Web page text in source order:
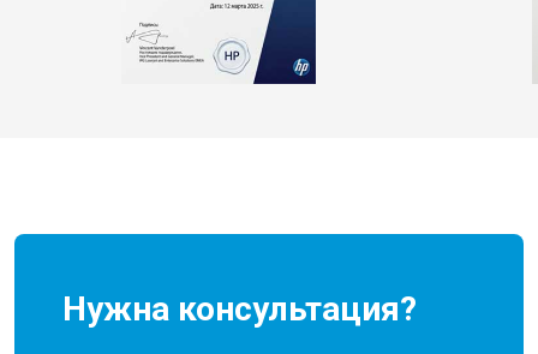
Нужна консультация?